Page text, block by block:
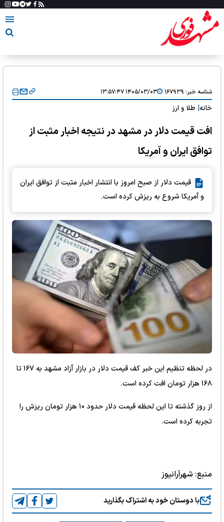
شناسه خبر: ۱۶۷۹۳۹ ۱۴۰۵/۰۳/۰۳ ۱۳:۵۷:۴۷
خانه طلا و ارز
افت قیمت دلار در مشهد در نتیجه اخبار مثبت از
توافق ایران و آمریکا
قیمت دلار از صبح امروز با انتشار اخبار مثبت از توافق ایران
و آمریکا شروع به ریزش کرده است.
در لحظه تنظیم این خبر کف قیمت دلار در بازار آزاد مشهد به ۱۶۷ تا
۱۶۸ هزار تومان افت کرده است.
از روز گذشته تا این لحظه قیمت دلار حدود ۱۰ هزار تومان ریزش را
تجربه کرده است.
منبع: شهرآرانیوز
با دوستان خود به اشتراک بگذارید